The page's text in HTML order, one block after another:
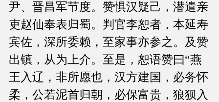
尹、晋昌军节度。赞惧汉疑己，潜遣亲
吏赵仙奉表归蜀。判官李恕者，本延寿
宾佐，深所委赖，至家事亦参之。及赞
出镇，从为上介。至是，恕语赞曰“燕
王入辽，非所愿也，汉方建国，必务怀
柔，公若泥首归朝，必保富贵，狼狈入